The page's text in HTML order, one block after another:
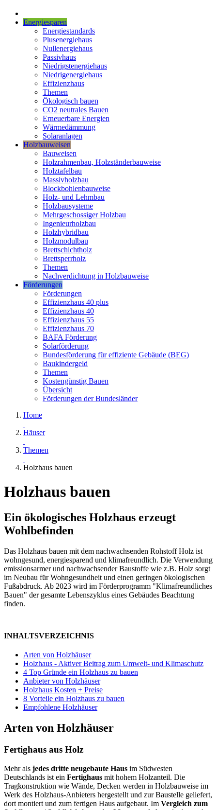
Energiesparen
Energiestandards
Plusenergiehaus
Nullenergiehaus
Passivhaus
Niedrigstenergiehaus
Niedrigenergiehaus
Effizienzhaus
Themen
Ökologisch bauen
CO2 neutrales Bauen
Erneuerbare Energien
Wärmedämmung
Solaranlagen
Holzbauweisen
Bauweisen
Holzrahmenbau, Holzständerbauweise
Holztafelbau
Massivholzbau
Blockbohlenbauweise
Holz- und Lehmbau
Holzbausysteme
Mehrgeschossiger Holzbau
Ingenieurholzbau
Holzhybridbau
Holzmodulbau
Brettschichtholz
Brettsperrholz
Themen
Nachverdichtung in Holzbauweise
Förderungen
Förderungen
Effizienzhaus 40 plus
Effizienzhaus 40
Effizienzhaus 55
Effizienzhaus 70
BAFA Förderung
Solarförderung
Bundesförderung für effiziente Gebäude (BEG)
Baukindergeld
Themen
Kostengünstig Bauen
Übersicht
Förderungen der Bundesländer
Home
Häuser
Themen
Holzhaus bauen
Holzhaus bauen
Ein ökologisches Holzhaus erzeugt
Wohlbefinden
Das Holzhaus bauen mit dem nachwachsenden Rohstoff Holz ist
wohngesund, energiesparend und klimafreundlich. Die Verwendung
emissionsarmer und nachwachsender Baustoffe wie z.B. Holz sorgt
im Neubau für Wohngesundheit und einen geringen ökologischen
Fußabdruck. Ab 2023 wird im Förderprogramm "Klimafreundliches
Bauen" der gesamte Lebenszyklus eines Gebäudes Beachtung
finden.
INHALTSVERZEICHNIS
Arten von Holzhäuser
Holzhaus - Aktiver Beitrag zum Umwelt- und Klimaschutz
4 Top Gründe ein Holzhaus zu bauen
Anbieter von Holzhäuser
Holzhaus Kosten + Preise
8 Vorteile ein Holzhaus zu bauen
Empfohlene Holzhäuser
Arten von Holzhäuser
Fertighaus aus Holz
Mehr als jedes dritte neugebaute Haus im Südwesten
Deutschlands ist ein Fertighaus mit hohem Holzanteil. Die
Tragkonstruktion wie Wände, Decken werden in Holzbauweise im
Werk des Holzhaus-Anbieters hergestellt und zur Baustelle geliefert,
dort montiert und zum fertigen Haus aufgebaut. Im Vergleich zum